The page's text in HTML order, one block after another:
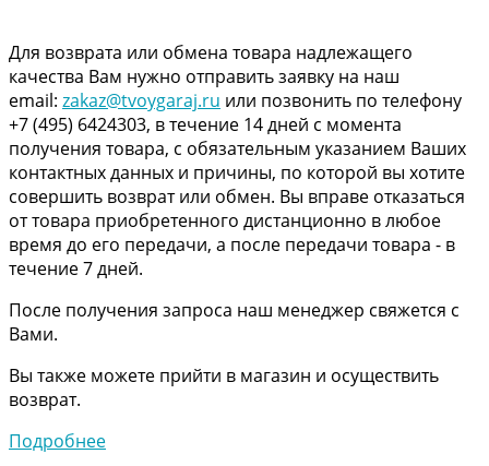
Для возврата или обмена товара надлежащего
качества Вам нужно отправить заявку на наш
email: zakaz@tvoygaraj.ru или позвонить по телефону
+7 (495) 6424303, в течение 14 дней с момента
получения товара, с обязательным указанием Ваших
контактных данных и причины, по которой вы хотите
совершить возврат или обмен. Вы вправе отказаться
от товара приобретенного дистанционно в любое
время до его передачи, а после передачи товара - в
течение 7 дней.
После получения запроса наш менеджер свяжется с
Вами.
Вы также можете прийти в магазин и осуществить
возврат.
Подробнее